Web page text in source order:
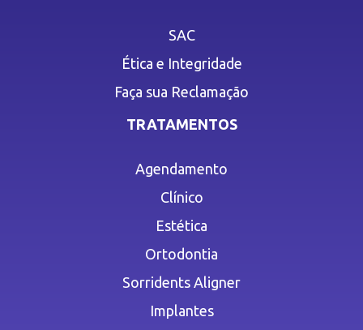
SAC
Ética e Integridade
Faça sua Reclamação
TRATAMENTOS
Agendamento
Clínico
Estética
Ortodontia
Sorridents Aligner
Implantes